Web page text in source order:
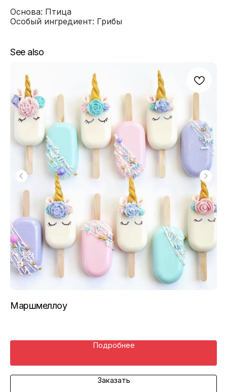
Основа: Птица
Особый ингредиент: Грибы
See also
Маршмеллоу
Подробнее
Заказать